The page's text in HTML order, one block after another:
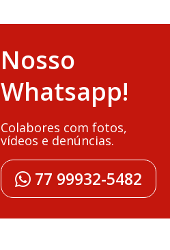
Nosso
Whatsapp!
Colabores com fotos,
vídeos e denúncias.
77 99932-5482